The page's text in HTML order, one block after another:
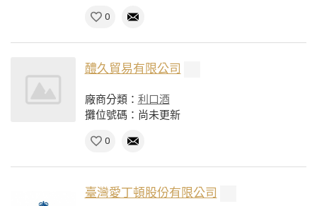
0
醴久貿易有限公司
廠商分類： 利口酒
攤位號碼：尚未更新
0
臺灣愛丁頓股份有限公司